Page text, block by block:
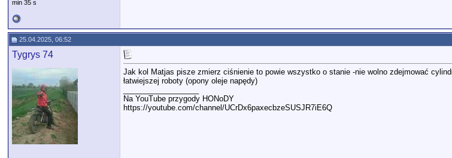
min 35 s
25.04.2025, 06:52
Tygrys 74
Jak kol Matjas pisze zmierz ciśnienie to powie wszystko o stanie -nie wolno zdejmować
łatwiejszej roboty (opony oleje napędy)
Na YouTube przygody HONoDY
https://youtube.com/channel/UCrDx6paxecbzeSUSJR7iE6Q